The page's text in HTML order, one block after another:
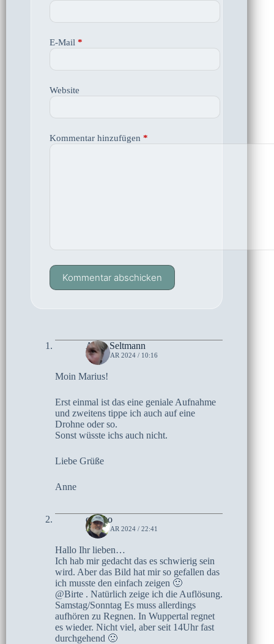
E-Mail *
Website
Kommentar hinzufügen *
Kommentar abschicken
Anne Seltmann
6. JANUAR 2024 / 10:16
Moin Marius!
Erst einmal ist das eine geniale Aufnahme
und zweitens tippe ich auch auf eine
Drohne oder so.
Sonst wüsste ichs auch nicht.
Liebe Grüße
Anne
czoczo
5. JANUAR 2024 / 22:41
Hallo Ihr lieben…
Ich hab mir gedacht das es schwierig sein
wird. Aber das Bild hat mir so gefallen das
ich musste den einfach zeigen 🙂
@Birte . Natürlich zeige ich die Auflösung.
Samstag/Sonntag Es muss allerdings
aufhören zu Regnen. In Wuppertal regnet
es wieder. Nicht viel, aber seit 14Uhr fast
durchgehend 🙁